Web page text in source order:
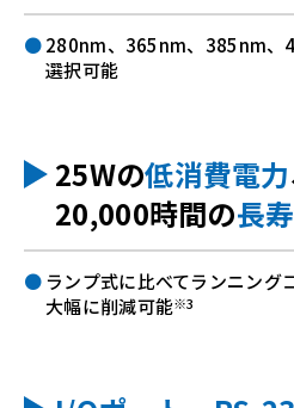
280nm、365nm、385nm、
選択可能
25Wの低消費電力
20,000時間の長
ランプ式に比べてランニング
大幅に削減可能※3